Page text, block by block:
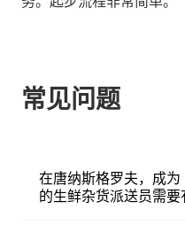
常见问题
在唐纳斯格罗夫，成
的生鲜杂货派送员需要